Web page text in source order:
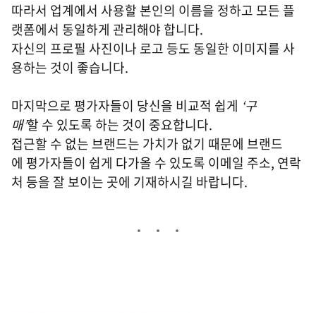
따라서 업계에서 사용할 본인의 이름을 정하고 모든 플
랫폼에서 동일하게 관리해야 합니다.
자신의 프로필 사진이나 로고 등도 동일한 이미지를 사
용하는 것이 좋습니다.
마지막으로 평가자들이 당신을 비교적 쉽게 ‘구
매’할 수 있도록 하는 것이 중요합니다.
접근할 수 없는 브랜드는 가치가 없기 때문에 브랜드
에 평가자들이 쉽게 다가올 수 있도록 이메일 주소, 연락
처 등을 잘 보이는 곳에 기재하시길 바랍니다.